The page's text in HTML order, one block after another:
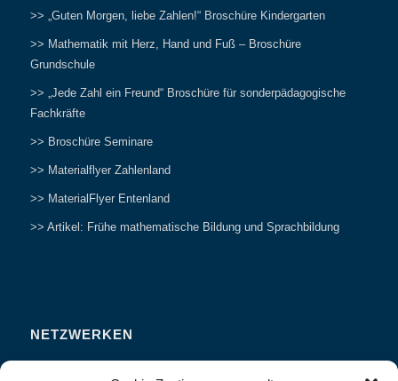
>> „Guten Morgen, liebe Zahlen!“ Broschüre Kindergarten
>> Mathematik mit Herz, Hand und Fuß – Broschüre
Grundschule
>> „Jede Zahl ein Freund“ Broschüre für sonderpädagogische
Fachkräfte
>> Broschüre Seminare
>> Materialflyer Zahlenland
>> MaterialFlyer Entenland
>> Artikel: Frühe mathematische Bildung und Sprachbildung
NETZWERKEN